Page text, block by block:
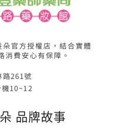
官方授權店，結合實體
消費安心有保障。
路261號
10~12
品牌故事